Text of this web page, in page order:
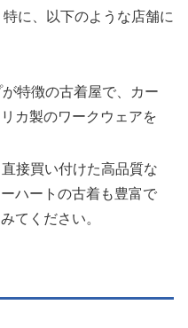
に、以下のような店舗に
特徴の古着屋で、カー
カ製のワークウェアを
直接買い付けた高品質な
ハートの古着も豊富で
てください。